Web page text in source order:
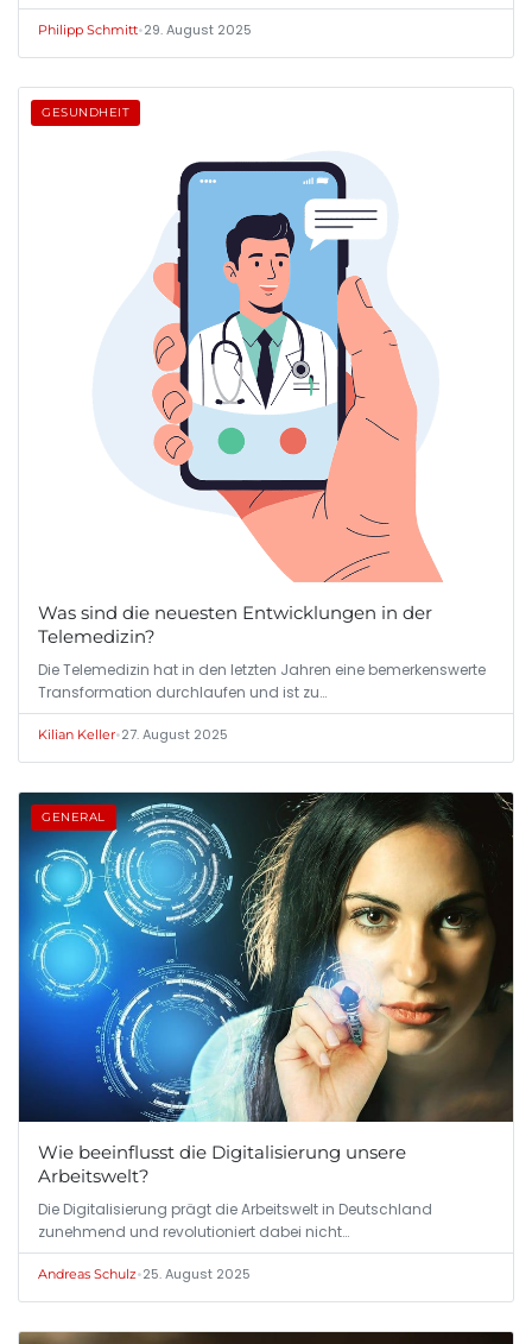
Philipp Schmitt•29. August 2025
GESUNDHEIT
Was sind die neuesten Entwicklungen in der
Telemedizin?
Die Telemedizin hat in den letzten Jahren eine bemerkenswerte
Transformation durchlaufen und ist zu…
Kilian Keller•27. August 2025
GENERAL
Wie beeinflusst die Digitalisierung unsere
Arbeitswelt?
Die Digitalisierung prägt die Arbeitswelt in Deutschland
zunehmend und revolutioniert dabei nicht…
Andreas Schulz•25. August 2025